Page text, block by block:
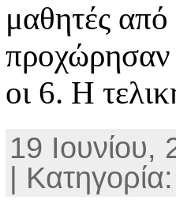
μαθητές από
προχώρησαν
οι 6. Η
19
|